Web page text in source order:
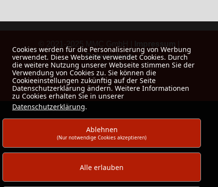
Datenschutz
Cookies werden für die Personalisierung von Werbung
verwendet. Diese Webseite verwendet Cookies. Durch
die weitere Nutzung unserer Webseite stimmen Sie der
Verwendung von Cookies zu. Sie können die
Cookieeinstellungen zukünftig auf der Seite
Datenschutzerklärung ändern. Weitere Informationen
zu Cookies erhalten Sie in unserer
Datenschutzerklärung.
Ablehnen
(Nur notwendige Cookies akzeptieren)
Alle erlauben